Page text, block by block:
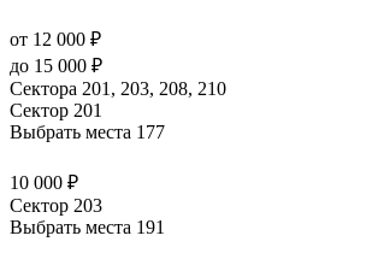
от 12 000 ₽
до 15 000 ₽
Сектора 201, 203, 208, 210
Сектор 201
Выбрать места 177
10 000 ₽
Сектор 203
Выбрать места 191